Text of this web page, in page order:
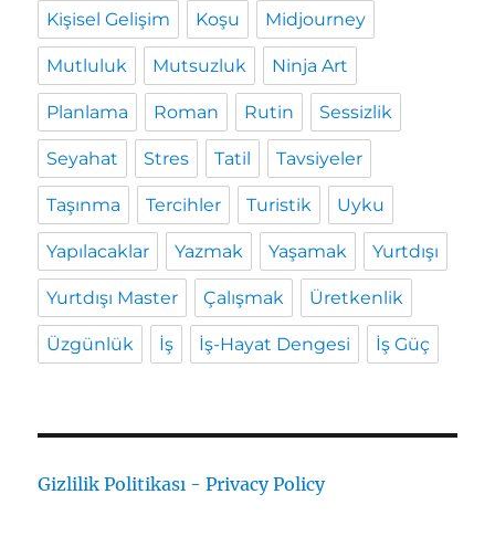
Kişisel Gelişim Koşu Midjourney
Mutluluk Mutsuzluk Ninja Art
Planlama Roman Rutin Sessizlik
Seyahat Stres Tatil Tavsiyeler
Taşınma Tercihler Turistik Uyku
Yapılacaklar Yazmak Yaşamak Yurtdışı
Yurtdışı Master Çalışmak Üretkenlik
Üzgünlük İş İş-Hayat Dengesi İş Güç
Gizlilik Politikası - Privacy Policy